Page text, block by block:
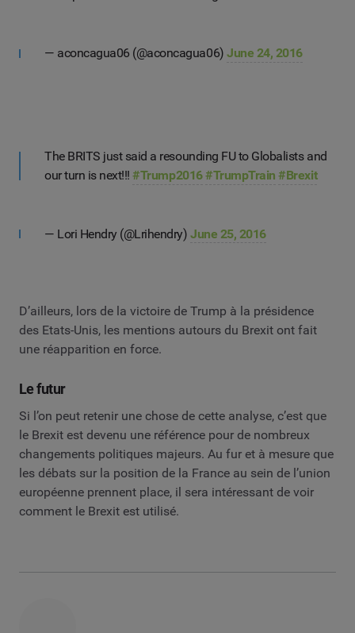
— aconcagua06 (@aconcagua06)June 24, 2016
The BRITS just said a resounding FU to Globalists and
our turn is next!!!#Trump2016#TrumpTrain #Brexit
— Lori Hendry (@Lrihendry)June 25, 2016
D’ailleurs, lors de la victoire de Trump à la présidence
des Etats-Unis, les mentions autours du Brexit ont fait
une réapparition en force.
Le futur
Si l’on peut retenir une chose de cette analyse, c’est que
le Brexit est devenu une référence pour de nombreux
changements politiques majeurs. Au fur et à mesure que
les débats sur la position de la France au sein de l’union
européenne prennent place, il sera intéressant de voir
comment le Brexit est utilisé.